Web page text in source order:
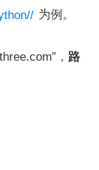
为例。
， 路